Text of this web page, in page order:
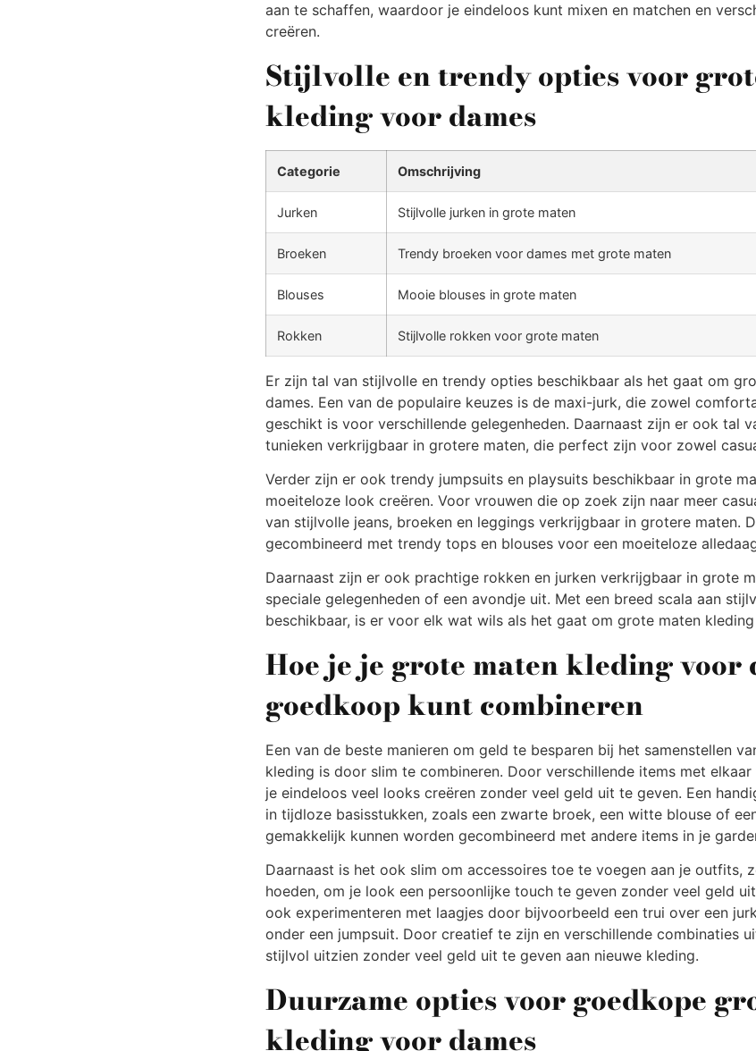
aan te schaffen, waardoor je eindeloos kunt mixen en matchen en
creëren.
Stijlvolle en trendy opties voor
kleding voor dames
Categorie Omschrijving
Jurken Stijlvolle jurken in grote maten
Broeken Trendy broeken voor dames met grote maten
Blouses Mooie blouses in grote maten
Rokken Stijlvolle rokken voor grote maten
Er zijn tal van stijlvolle en trendy opties beschikbaar als het gaat om
dames. Een van de populaire keuzes is de maxi-jurk, die zowel
geschikt is voor verschillende gelegenheden. Daarnaast zijn er ook tal
tunieken verkrijgbaar in grotere maten, die perfect zijn voor zowel
Verder zijn er ook trendy jumpsuits en playsuits beschikbaar in grote
moeiteloze look creëren. Voor vrouwen die op zoek zijn naar meer
van stijlvolle jeans, broeken en leggings verkrijgbaar in grotere maten.
gecombineerd met trendy tops en blouses voor een moeiteloze
Daarnaast zijn er ook prachtige rokken en jurken verkrijgbaar in grote
speciale gelegenheden of een avondje uit. Met een breed scala aan
beschikbaar, is er voor elk wat wils als het gaat om grote maten
Hoe je je grote maten kleding voor
goedkoop kunt combineren
Een van de beste manieren om geld te besparen bij het samenstellen
kleding is door slim te combineren. Door verschillende items met
je eindeloos veel looks creëren zonder veel geld uit te geven. Een
in tijdloze basisstukken, zoals een zwarte broek, een witte blouse of
gemakkelijk kunnen worden gecombineerd met andere items in je
Daarnaast is het ook slim om accessoires toe te voegen aan je outfits,
hoeden, om je look een persoonlijke touch te geven zonder veel geld
ook experimenteren met laagjes door bijvoorbeeld een trui over een
onder een jumpsuit. Door creatief te zijn en verschillende combinaties
stijlvol uitzien zonder veel geld uit te geven aan nieuwe kleding.
Duurzame opties voor goedkope
kleding voor dames